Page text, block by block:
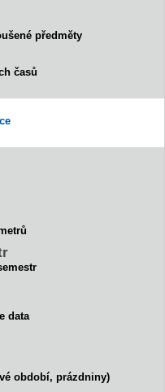
předměty
časů
data
období, prázdniny)